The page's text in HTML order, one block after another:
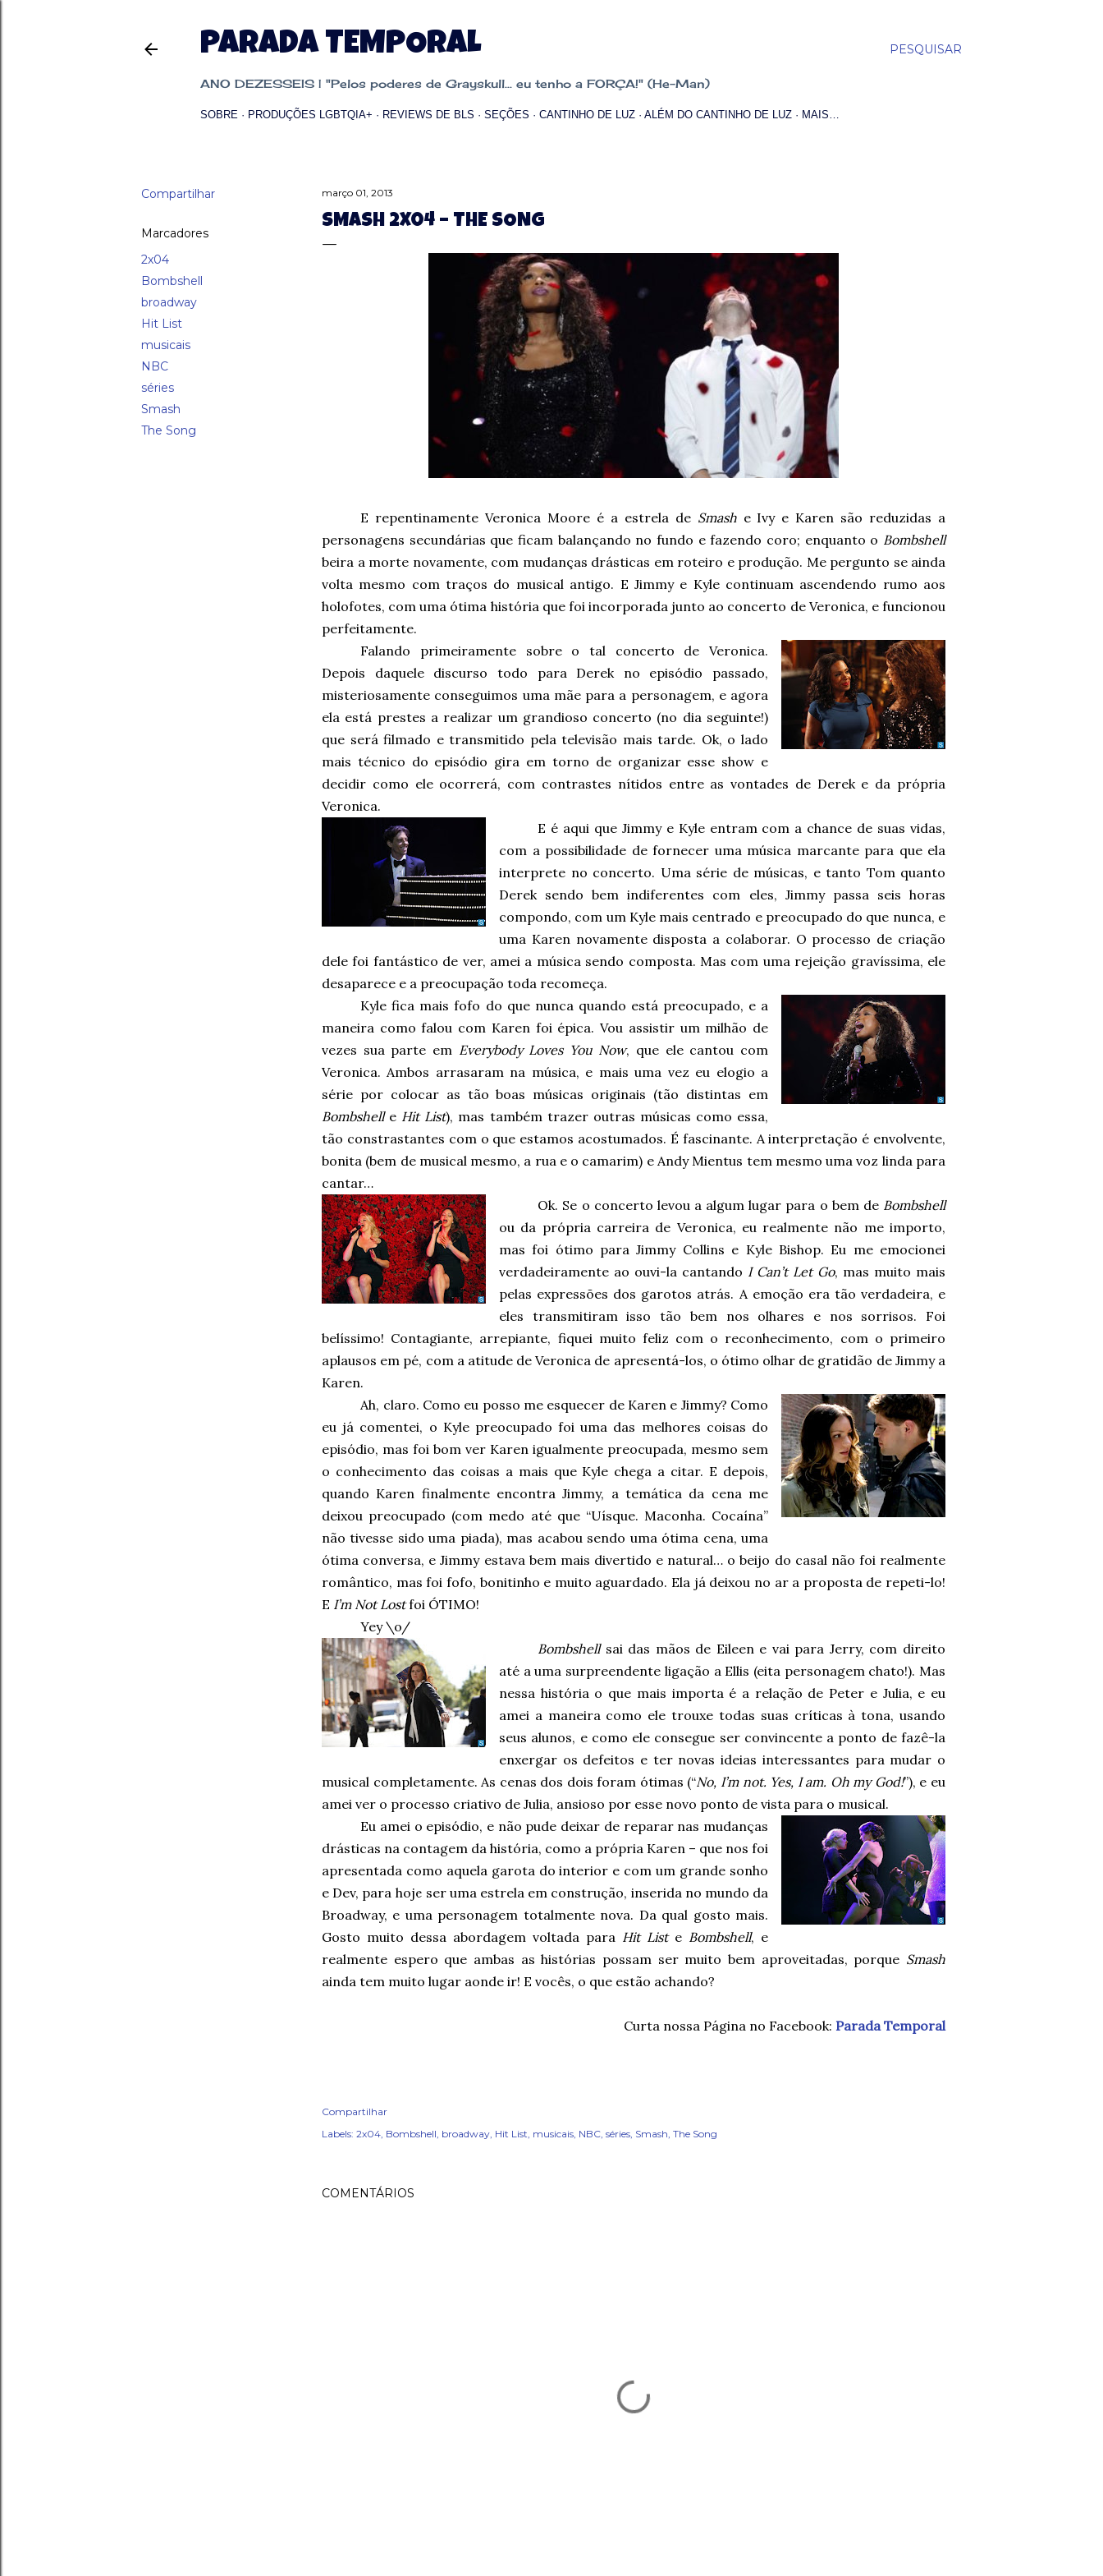
PESQUISAR
PARADA TEMPORAL
ANO DEZESSEIS | "Pelos poderes de Grayskull... eu tenho a FORÇA!" (He-Man)
SOBRE PRODUÇÕES LGBTQIA+ REVIEWS DE BLS SEÇÕES CANTINHO DE LUZ ALÉM DO CANTINHO DE LUZ MAIS…
Compartilhar
Marcadores
2x04
Bombshell
broadway
Hit List
musicais
NBC
séries
Smash
The Song
março 01, 2013
SMASH 2X04 – THE SONG
E repentinamente Veronica Moore é a estrela de Smashe Ivy e Karen são reduzidas a
personagens secundárias que ficam balançando no fundo e fazendo coro; enquanto o Bombshell
beira a morte novamente, com mudanças drásticas em roteiro e produção. Me pergunto se ainda
volta mesmo com traços do musical antigo. E Jimmy e Kyle continuam ascendendo rumo aos
holofotes, com uma ótima história que foi incorporada junto ao concerto de Veronica, e funcionou
perfeitamente.
Falando primeiramente sobre o tal concerto de Veronica.
Depois daquele discurso todo para Derek no episódio passado,
misteriosamente conseguimos uma mãe para a personagem, e agora
ela está prestes a realizar um grandioso concerto (no dia seguinte!)
que será filmado e transmitido pela televisão mais tarde. Ok, o lado
mais técnico do episódio gira em torno de organizar esse show e
decidir como ele ocorrerá, com contrastes nítidos entre as vontades de Derek e da própria
Veronica.
E é aqui que Jimmy e Kyle entram com a chance de suas vidas,
com a possibilidade de fornecer uma música marcante para que ela
interprete no concerto. Uma série de músicas, e tanto Tom quanto
Derek sendo bem indiferentes com eles, Jimmy passa seis horas
compondo, com um Kyle mais centrado e preocupado do que nunca, e
uma Karen novamente disposta a colaborar. O processo de criação
dele foi fantástico de ver, amei a música sendo composta. Mas com uma rejeição gravíssima, ele
desaparece e a preocupação toda recomeça.
Kyle fica mais fofo do que nunca quando está preocupado, e a
maneira como falou com Karen foi épica. Vou assistir um milhão de
vezes sua parte em Everybody Loves You Now, que ele cantou com
Veronica. Ambos arrasaram na música, e mais uma vez eu elogio a
série por colocar as tão boas músicas originais (tão distintas em
Bombshell e Hit List), mas também trazer outras músicas como essa,
tão constrastantes com o que estamos acostumados. É fascinante. A interpretação é envolvente,
bonita (bem de musical mesmo, a rua e o camarim) e Andy Mientus tem mesmo uma voz linda para
cantar…
Ok. Se o concerto levou a algum lugar para o bem de Bombshell
ou da própria carreira de Veronica, eu realmente não me importo,
mas foi ótimo para Jimmy Collins e Kyle Bishop. Eu me emocionei
verdadeiramente ao ouvi-la cantando I Can’t Let Go, mas muito mais
pelas expressões dos garotos atrás. A emoção era tão verdadeira, e
eles transmitiram isso tão bem nos olhares e nos sorrisos. Foi
belíssimo! Contagiante, arrepiante, fiquei muito feliz com o reconhecimento, com o primeiro
aplausos em pé, com a atitude de Veronica de apresentá-los, o ótimo olhar de gratidão de Jimmy a
Karen.
Ah, claro. Como eu posso me esquecer de Karen e Jimmy? Como
eu já comentei, o Kyle preocupado foi uma das melhores coisas do
episódio, mas foi bom ver Karen igualmente preocupada, mesmo sem
o conhecimento das coisas a mais que Kyle chega a citar. E depois,
quando Karen finalmente encontra Jimmy, a temática da cena me
deixou preocupado (com medo até que “Uísque. Maconha. Cocaína”
não tivesse sido uma piada), mas acabou sendo uma ótima cena, uma
ótima conversa, e Jimmy estava bem mais divertido e natural… o beijo do casal não foi realmente
romântico, mas foi fofo, bonitinho e muito aguardado. Ela já deixou no ar a proposta de repeti-lo!
E I’m Not Lostfoi ÓTIMO!
Yey \o/
Bombshellsai das mãos de Eileen e vai para Jerry, com direito
até a uma surpreendente ligação a Ellis (eita personagem chato!). Mas
nessa história o que mais importa é a relação de Peter e Julia, e eu
amei a maneira como ele trouxe todas suas críticas à tona, usando
seus alunos, e como ele consegue ser convincente a ponto de fazê-la
enxergar os defeitos e ter novas ideias interessantes para mudar o
musical completamente. As cenas dos dois foram ótimas (“No, I’m not. Yes, I am. Oh my God!”), e eu
amei ver o processo criativo de Julia, ansioso por esse novo ponto de vista para o musical.
Eu amei o episódio, e não pude deixar de reparar nas mudanças
drásticas na contagem da história, como a própria Karen – que nos foi
apresentada como aquela garota do interior e com um grande sonho
e Dev, para hoje ser uma estrela em construção, inserida no mundo da
Broadway, e uma personagem totalmente nova. Da qual gosto mais.
Gosto muito dessa abordagem voltada para Hit List e Bombshell, e
realmente espero que ambas as histórias possam ser muito bem aproveitadas, porque Smash
ainda tem muito lugar aonde ir! E vocês, o que estão achando?
Curta nossa Página no Facebook: Parada Temporal
Compartilhar
Labels: 2x04 Bombshell broadway Hit List musicais NBC séries Smash The Song
COMENTÁRIOS